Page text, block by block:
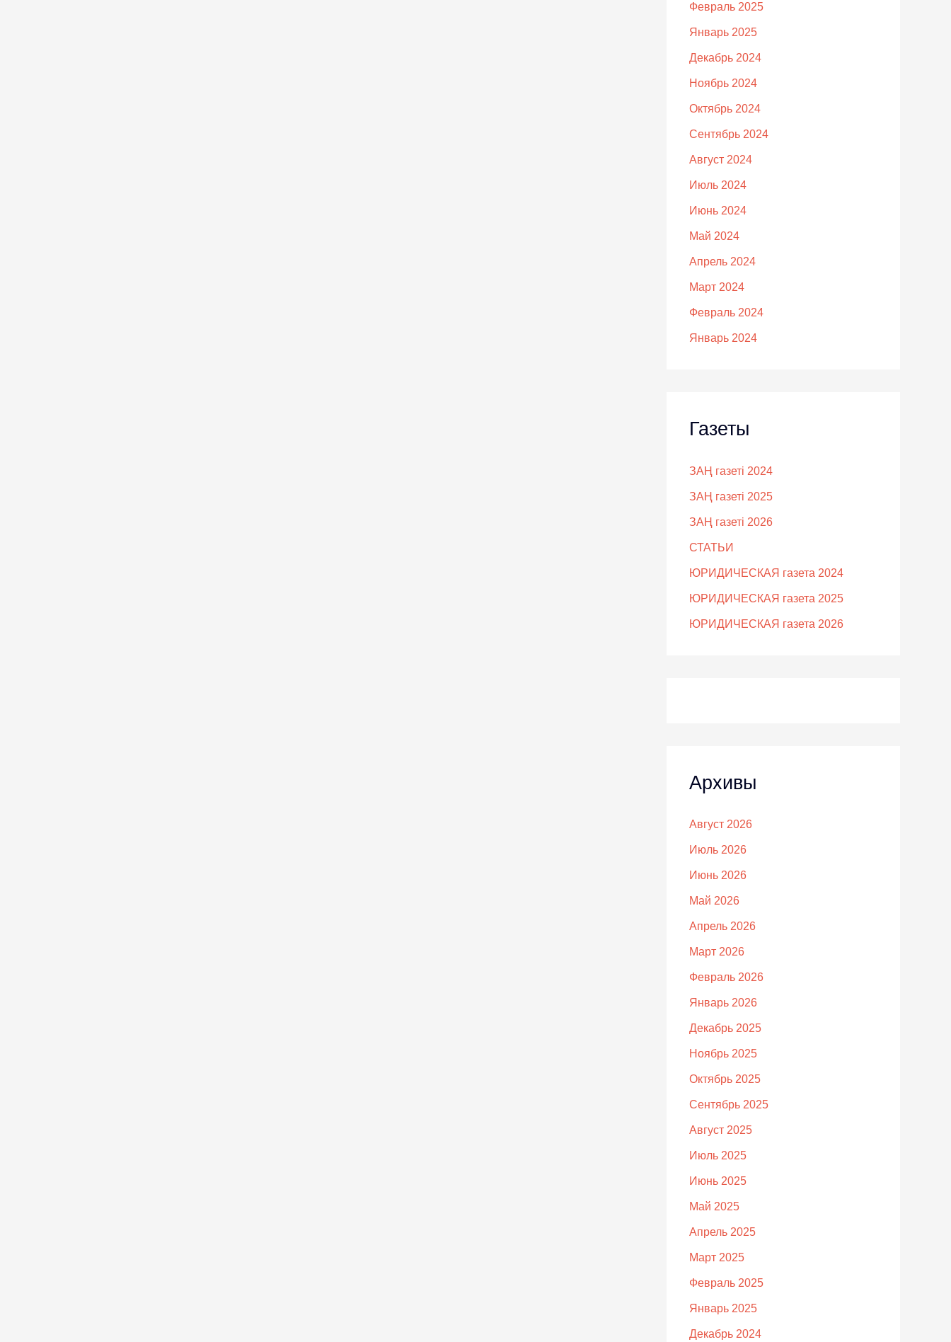
Февраль 2025
Январь 2025
Декабрь 2024
Ноябрь 2024
Октябрь 2024
Сентябрь 2024
Август 2024
Июль 2024
Июнь 2024
Май 2024
Апрель 2024
Март 2024
Февраль 2024
Январь 2024
Газеты
ЗАҢ газеті 2024
ЗАҢ газеті 2025
ЗАҢ газеті 2026
СТАТЬИ
ЮРИДИЧЕСКАЯ газета 2024
ЮРИДИЧЕСКАЯ газета 2025
ЮРИДИЧЕСКАЯ газета 2026
Архивы
Август 2026
Июль 2026
Июнь 2026
Май 2026
Апрель 2026
Март 2026
Февраль 2026
Январь 2026
Декабрь 2025
Ноябрь 2025
Октябрь 2025
Сентябрь 2025
Август 2025
Июль 2025
Июнь 2025
Май 2025
Апрель 2025
Март 2025
Февраль 2025
Январь 2025
Декабрь 2024